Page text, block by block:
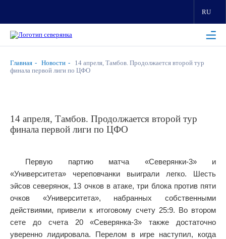
RU
Главная Новости
14 апреля, Тамбов. Продолжается второй тур
финала первой лиги по ЦФО
14 апреля, Тамбов. Продолжается второй тур
финала первой лиги по ЦФО
Первую партию матча «Северянки-3» и
«Университета» череповчанки выиграли легко. Шесть
эйсов северянок, 13 очков в атаке, три блока против пяти
очков «Университета», набранных собственными
действиями, привели к итоговому счету 25:9. Во втором
сете до счета 20 «Северянка-3» также достаточно
уверенно лидировала. Перелом в игре наступил, когда